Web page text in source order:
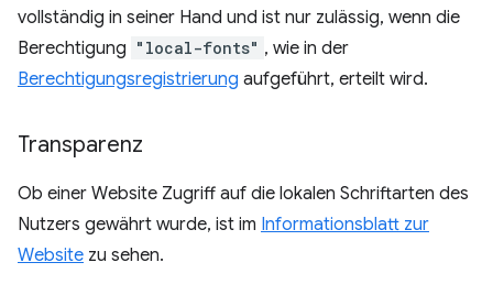
vollständig in seiner Hand und ist nur zulässig, wenn die
Berechtigung "local-fonts" , wie in der
Berechtigungsregistrierung aufgeführt, erteilt wird.
Transparenz
Ob einer Website Zugriff auf die lokalen Schriftarten des
Nutzers gewährt wurde, ist im Informationsblatt zur
Website zu sehen.